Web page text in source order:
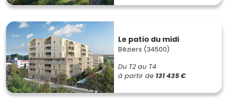
Le patio du midi
Béziers (34500)
Du T2 au T4
à partir de 131 435 €